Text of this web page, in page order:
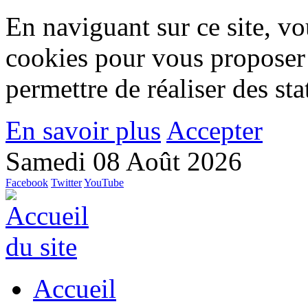
En naviguant sur ce site,
cookies pour vous
permettre de réaliser des
En savoir plus Accepter
Samedi 08 Août 2026
Facebook TwitterYouTube
Accueil